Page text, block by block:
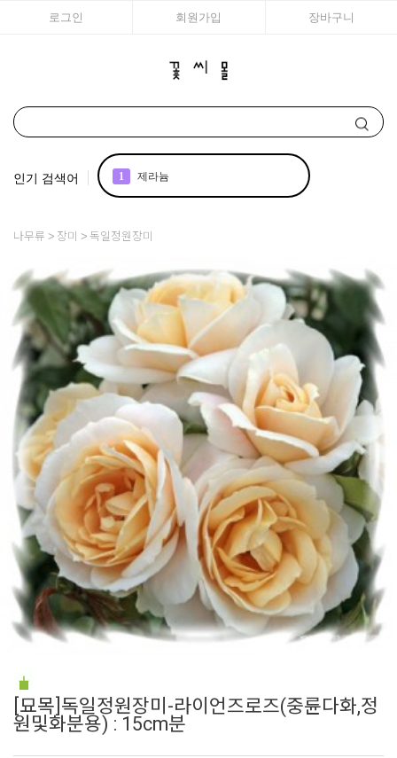
로그인 회원가입 장바구니
인기 검색어 1 제라늄
리갈
6 매발톱
7 접시꽃
시계초
9 플록스
10 백합
나무류 장미 독일정원장미
[묘목]독일정원장미-라이언즈로즈(중륜다화,정
원및화분용) : 15cm분